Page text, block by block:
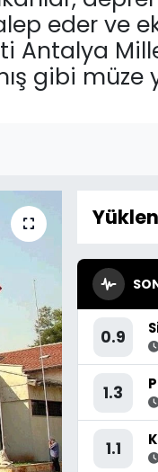
eder ve
Antalya
müze
0.9
1.3
1.1